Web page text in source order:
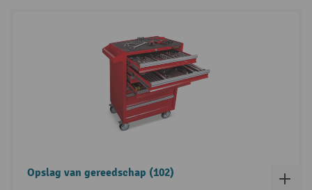
Opslag van gereedschap (102)